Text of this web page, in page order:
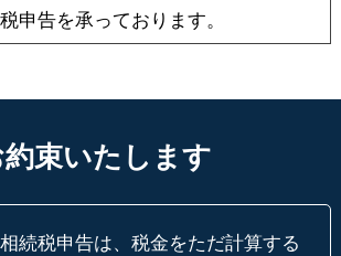
申告を承っております。
約束いたします
続税申告は、税金をただ計算する